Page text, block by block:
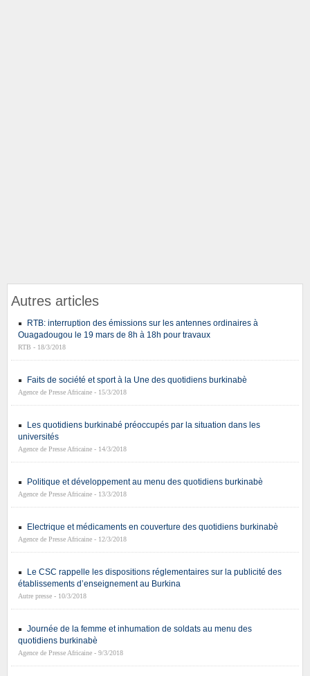
Autres articles
RTB: interruption des émissions sur les antennes ordinaires à
Ouagadougou le 19 mars de 8h à 18h pour travaux
RTB - 18/3/2018
Faits de société et sport à la Une des quotidiens burkinabè
Agence de Presse Africaine - 15/3/2018
Les quotidiens burkinabé préoccupés par la situation dans les
universités
Agence de Presse Africaine - 14/3/2018
Politique et développement au menu des quotidiens burkinabè
Agence de Presse Africaine - 13/3/2018
Electrique et médicaments en couverture des quotidiens burkinabè
Agence de Presse Africaine - 12/3/2018
Le CSC rappelle les dispositions réglementaires sur la publicité des
établissements d’enseignement au Burkina
Autre presse - 10/3/2018
Journée de la femme et inhumation de soldats au menu des
quotidiens burkinabè
Agence de Presse Africaine - 9/3/2018